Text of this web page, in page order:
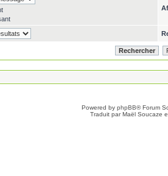
Powered by phpBB® Forum
Traduit par Maël Soucaze